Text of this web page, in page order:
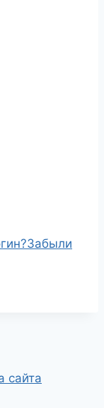
Забыли
сайта